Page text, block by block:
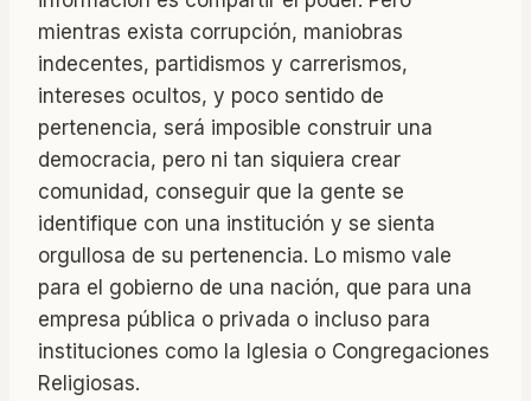
mientras exista corrupción, maniobras
indecentes, partidismos y carrerismos,
intereses ocultos, y poco sentido de
pertenencia, será imposible construir una
democracia, pero ni tan siquiera crear
comunidad, conseguir que la gente se
identifique con una institución y se sienta
orgullosa de su pertenencia. Lo mismo vale
para el gobierno de una nación, que para una
empresa pública o privada o incluso para
instituciones como la Iglesia o Congregaciones
Religiosas.